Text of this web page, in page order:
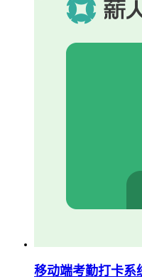
移动端考勤打卡系